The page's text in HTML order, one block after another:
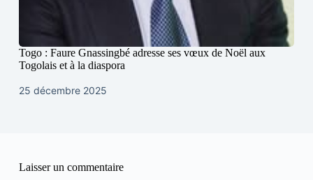
Togo : Faure Gnassingbé adresse ses vœux de Noël aux
Togolais et à la diaspora
25 décembre 2025
Laisser un commentaire